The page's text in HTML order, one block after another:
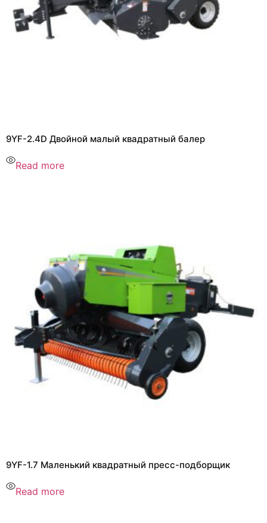
9YF-2.4D Двойной малый квадратный балер
Read more
9YF-1.7 Маленький квадратный пресс-подборщик
Read more